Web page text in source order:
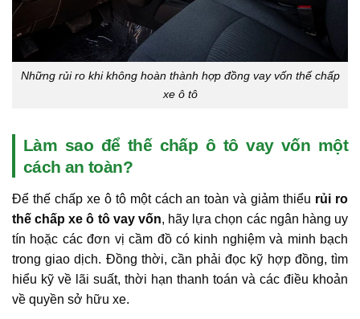
Những rủi ro khi không hoàn thành hợp đồng vay vốn thế chấp
xe ô tô
Làm sao để thế chấp ô tô vay vốn một
cách an toàn?
Để thế chấp xe ô tô một cách an toàn và giảm thiểu rủi ro
thế chấp xe ô tô vay vốn, hãy lựa chọn các ngân hàng uy
tín hoặc các đơn vị cầm đồ có kinh nghiệm và minh bạch
trong giao dịch. Đồng thời, cần phải đọc kỹ hợp đồng, tìm
hiểu kỹ về lãi suất, thời hạn thanh toán và các điều khoản
về quyền sở hữu xe.